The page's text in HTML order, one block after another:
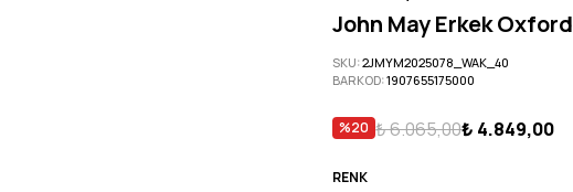
John May Erkek Oxford
SKU:2JMYM2025078_WAK_40
BARKOD:1907655175000
%20 ₺ 6.065,00₺ 4.849,00
RENK